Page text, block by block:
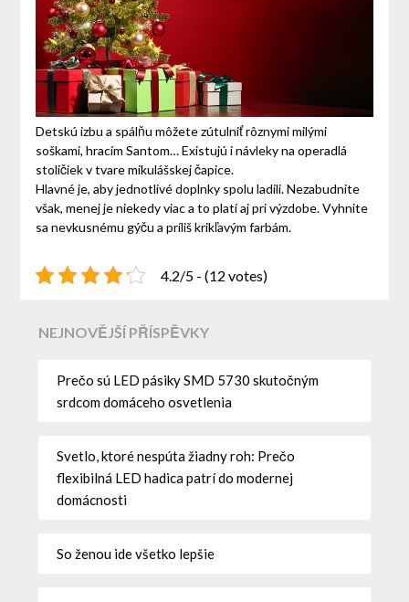
Detskú izbu a spálňu môžete zútulniť rôznymi milými
soškami, hracím Santom… Existujú i návleky na operadlá
stoličiek v tvare mikulášskej čapice.
Hlavné je, aby jednotlivé doplnky spolu ladili. Nezabudnite
však, menej je niekedy viac a to platí aj pri výzdobe. Vyhnite
sa nevkusnému gýču a príliš krikľavým farbám.
4.2/5 - (12 votes)
NEJNOVĚJŠÍ PŘÍSPĚVKY
Prečo sú LED pásiky SMD 5730 skutočným
srdcom domáceho osvetlenia
Svetlo, ktoré nespúta žiadny roh: Prečo
flexibilná LED hadica patrí do modernej
domácnosti
So ženou ide všetko lepšie